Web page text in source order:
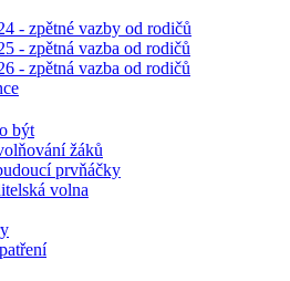
- zpětné vazby od rodičů
- zpětná vazba od rodičů
- zpětná vazba od rodičů
být
žáků
prvňáčky
volna